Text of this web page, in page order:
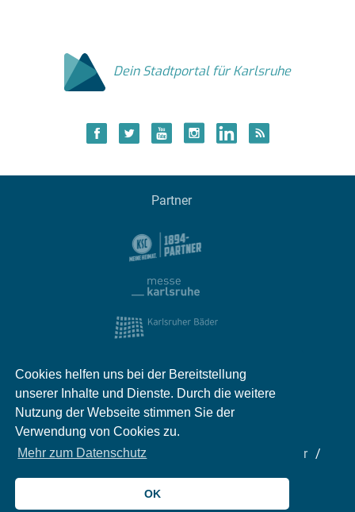
Cookies helfen uns bei der Bereitstellung
unserer Inhalte und Dienste. Durch die weitere
Nutzung der Webseite stimmen Sie der
Verwendung von Cookies zu.
Mehr zum Datenschutz
OK
Dein Stadtportal für Karlsruhe
Partner
Impressum Kontakt
Partner
© 2026 meinKA